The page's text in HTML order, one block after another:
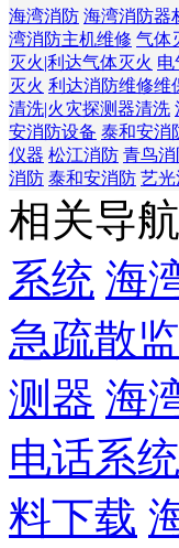
海湾消防 海湾消防器
湾消防主机维修 气体
灭火|利达气体灭火 电
灭火 利达消防维修维
清洗|火灾探测器清洗
安消防设备 泰和安消
仪器 松江消防 青鸟消
消防 泰和安消防 艺
相关导
系统 海
急疏散
测器 海
电话系统
料下载